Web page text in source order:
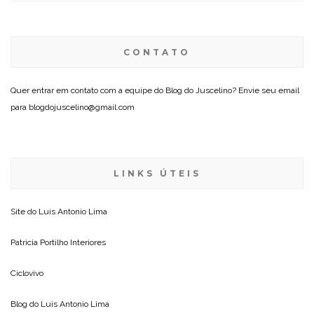
CONTATO
Quer entrar em contato com a equipe do Blog do Juscelino? Envie seu email
para blogdojuscelino@gmail.com
LINKS ÚTEIS
Site do Luis Antonio Lima
Patricia Portilho Interiores
Ciclovivo
Blog do Luis Antonio Lima